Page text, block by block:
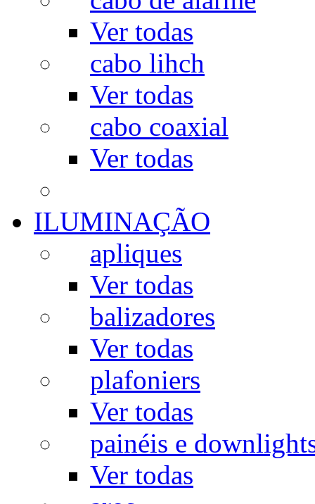
Ver todas
cabo lihch
Ver todas
cabo coaxial
Ver todas
ILUMINAÇÃO
apliques
Ver todas
balizadores
Ver todas
plafoniers
Ver todas
painéis e
Ver todas